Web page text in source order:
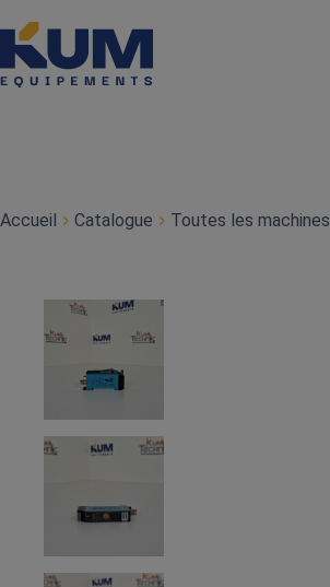
Accueil Catalogue Toutes les machines